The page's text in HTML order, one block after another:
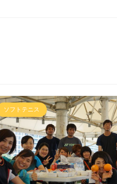
ソフトテニス